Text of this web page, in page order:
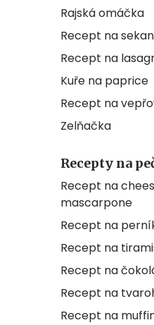
Rajská omáčka
Recept na
Recept na
Kuře na paprice
Recept na
Zelňačka
Recepty na
Recept na
mascarpone
Recept na
Recept na
Recept na
Recept na
Recept na